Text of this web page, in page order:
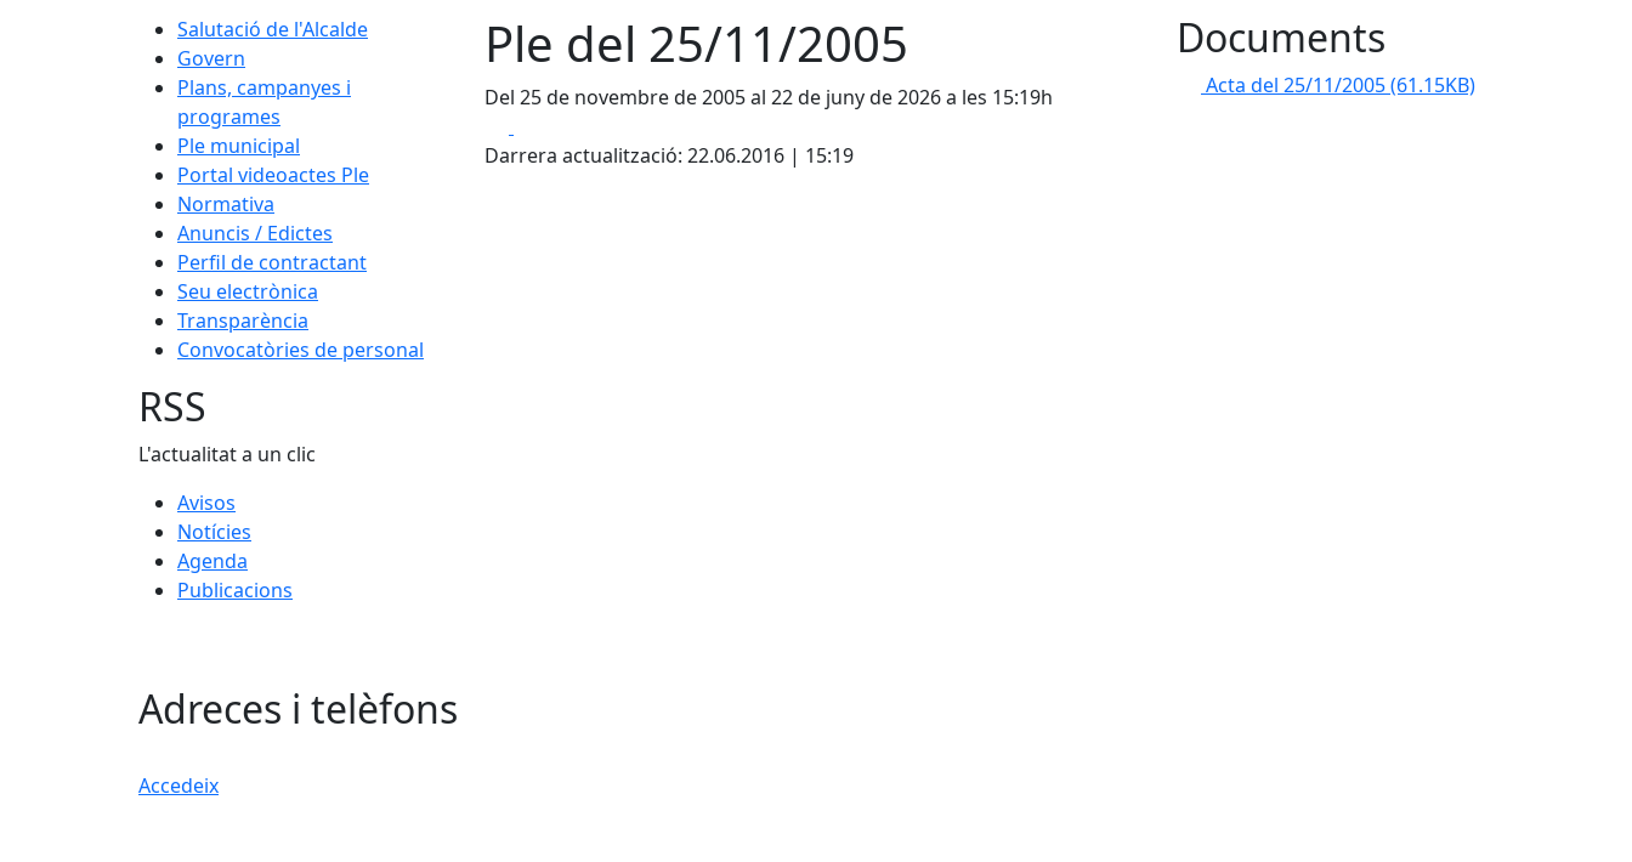
Salutació de l'Alcalde
Govern
Plans, campanyes i
programes
Ple municipal
Portal videoactes Ple
Normativa
Anuncis / Edictes
Perfil de contractant
Seu electrònica
Transparència
Convocatòries de personal
Ple del 25/11/2005
Del 25 de novembre de 2005 al 22 de juny de 2026 a les 15:19h
Darrera actualització: 22.06.2016 | 15:19
Documents
Acta del 25/11/2005(61.15KB)
RSS
L'actualitat a un clic
Avisos
Notícies
Agenda
Publicacions
Adreces i telèfons
Accedeix